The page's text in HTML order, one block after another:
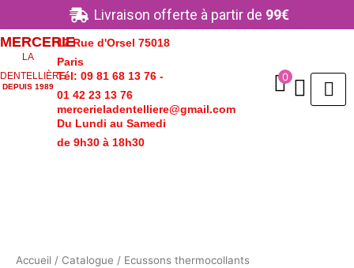
au
contenu
Livraison offerte à partir de 99€
MERCERIE
LA
DENTELLIÈRE
DEPUIS 1989
17 Rue d'Orsel 75018
Paris
Tél: 09 81 68 13 76 -
01 42 23 13 76
mercerieladentelliere@gmail.com
Du Lundi au Samedi
de 9h30 à 18h30
0
Accueil / Catalogue / Ecussons thermocollants